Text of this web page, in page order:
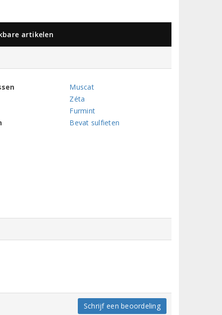
artikelen
Muscat
Zéta
Furmint
Bevat sulfieten
Schrijf een beoordeling